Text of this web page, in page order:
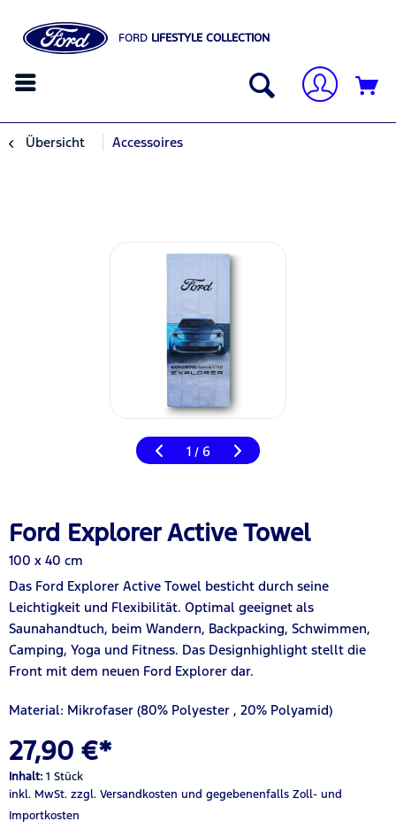
FORD LIFESTYLE COLLECTION
Übersicht Accessoires
1 / 6
Ford Explorer Active Towel
100 x 40 cm
Das Ford Explorer Active Towel besticht durch seine
Leichtigkeit und Flexibilität. Optimal geeignet als
Saunahandtuch, beim Wandern, Backpacking, Schwimmen,
Camping, Yoga und Fitness. Das Designhighlight stellt die
Front mit dem neuen Ford Explorer dar.
Material: Mikrofaser (80% Polyester , 20% Polyamid)
27,90 €*
Inhalt: 1 Stück
inkl. MwSt. zzgl. Versandkosten und gegebenenfalls Zoll- und
Importkosten